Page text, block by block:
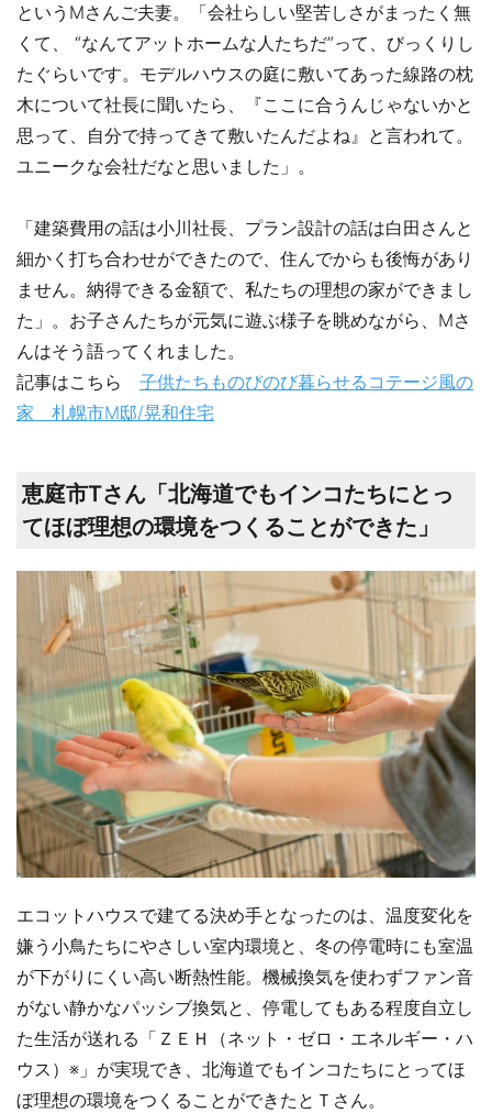
というMさんご夫妻。「会社らしい堅苦しさがまったく無
くて、 “なんてアットホームな人たちだ”って、びっくりし
たぐらいです。モデルハウスの庭に敷いてあった線路の枕
木について社長に聞いたら、『ここに合うんじゃないかと
思って、自分で持ってきて敷いたんだよね』と言われて。
ユニークな会社だなと思いました」。
「建築費用の話は小川社長、プラン設計の話は白田さんと
細かく打ち合わせができたので、住んでからも後悔があり
ません。納得できる金額で、私たちの理想の家ができまし
た」。お子さんたちが元気に遊ぶ様子を眺めながら、Mさ
んはそう語ってくれました。
記事はこちら 子供たちものびのび暮らせるコテージ風の
家 札幌市M邸/晃和住宅
恵庭市Tさん「北海道でもインコたちにとっ
てほぼ理想の環境をつくることができた」
エコットハウスで建てる決め手となったのは、温度変化を
嫌う小鳥たちにやさしい室内環境と、冬の停電時にも室温
が下がりにくい高い断熱性能。機械換気を使わずファン音
がない静かなパッシブ換気と、停電してもある程度自立し
た生活が送れる「ＺＥＨ（ネット・ゼロ・エネルギー・ハ
ウス）※」が実現でき、北海道でもインコたちにとってほ
ぼ理想の環境をつくることができたとＴさん。